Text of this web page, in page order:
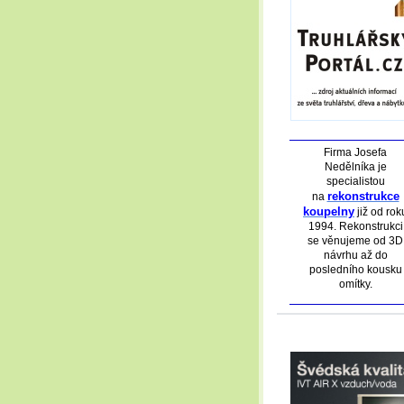
Firma Josefa
Nedělníka je
specialistou
na rekonstrukce
koupelny již od
1994. Rekonstrukci
se věnujeme od 3D
návrhu až do
posledního kousku
omítky.